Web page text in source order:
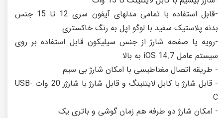
-قابل استفاده با تمامی مدلهای آیفون سری 12 تا 15 جنس
بدنه پلاستیک سفید با لوگو اپل به رنگ خاکستری
-رویه یا صفحه شارژ از جنس سیلیکون قابل استفاده بر روی
سیستم عامل 14.7 iOS به بالا
- طريقه اتصال مغناطیسی با امکان شارژ بی سیم
- قابل شارژ با کابل لایتنینگ و قابل شارژ با شارژر 20 وات USB-
C‏
- امکان شارژ دو طرفه هم زمان گوشی و باتری یک